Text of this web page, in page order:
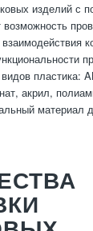
изделий с
возможность
пластика:
акрил,
материал